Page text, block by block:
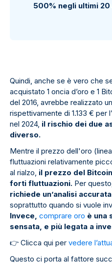
500% negli ultimi 20
Quindi, anche se è vero che
acquistato 1 oncia d’oro e 1
del 2016, avrebbe realizzato
rispettivamente di 1.133 € per
nel 2024, il rischio dei due
diverso.
Mentre il prezzo dell'oro
fluttuazioni relativamente
al rialzo, il prezzo del Bitcoin
forti fluttuazioni. Per
richiede un’analisi accurata
soprattutto quando si vuole
Invece, comprare oro è una
sensata, e più legata a
👉 Clicca qui per vedere
Questo ci porta al fattore